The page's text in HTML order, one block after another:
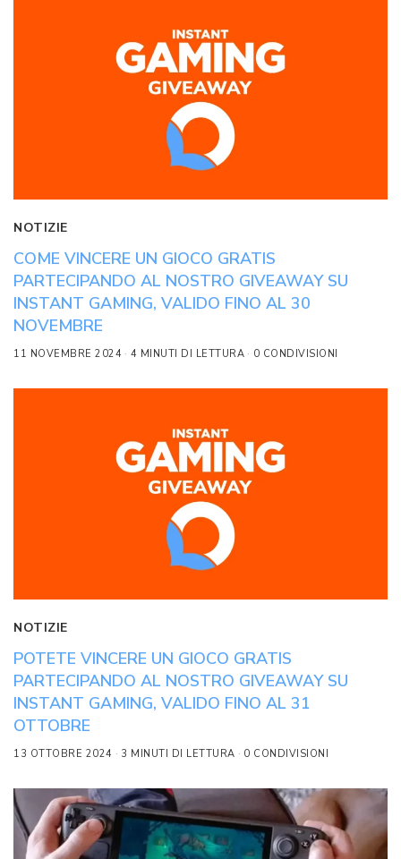
NOTIZIE
COME VINCERE UN GIOCO GRATIS
PARTECIPANDO AL NOSTRO GIVEAWAY SU
INSTANT GAMING, VALIDO FINO AL 30
NOVEMBRE
11 NOVEMBRE 2024 4 MINUTI DI LETTURA 0 CONDIVISIONI
NOTIZIE
POTETE VINCERE UN GIOCO GRATIS
PARTECIPANDO AL NOSTRO GIVEAWAY SU
INSTANT GAMING, VALIDO FINO AL 31
OTTOBRE
13 OTTOBRE 2024 3 MINUTI DI LETTURA 0 CONDIVISIONI